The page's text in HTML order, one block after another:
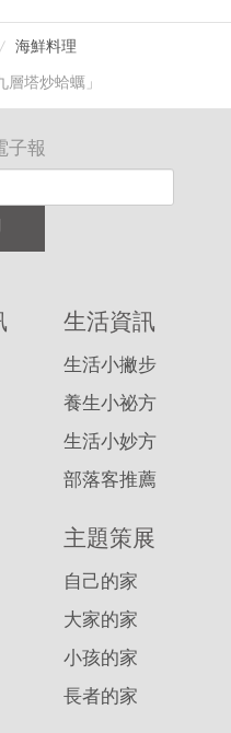
海鮮料理
塔炒蛤蠣」
子報
生活資訊
生活小撇步
養生小祕方
生活小妙方
部落客推薦
主題策展
自己的家
大家的家
小孩的家
長者的家